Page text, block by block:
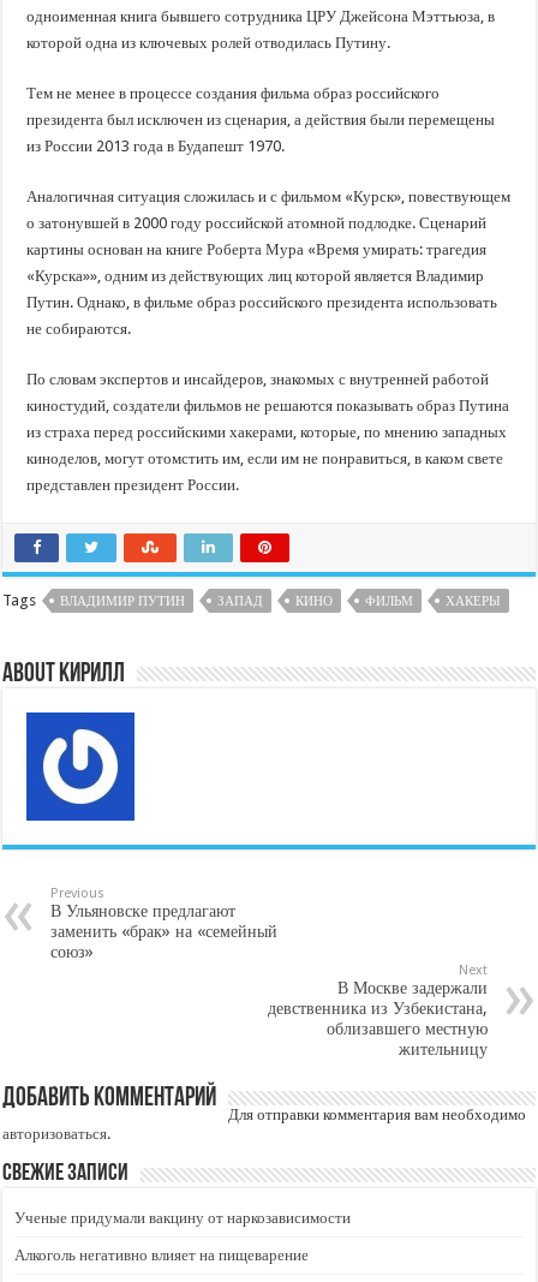
одноименная книга бывшего сотрудника ЦРУ Джейсона Мэттьюза, в
которой одна из ключевых ролей отводилась Путину.
Тем не менее в процессе создания фильма образ российского
президента был исключен из сценария, а действия были перемещены
из России 2013 года в Будапешт 1970.
Аналогичная ситуация сложилась и с фильмом «Курск», повествующем
о затонувшей в 2000 году российской атомной подлодке. Сценарий
картины основан на книге Роберта Мура «Время умирать: трагедия
«Курска»», одним из действующих лиц которой является Владимир
Путин. Однако, в фильме образ российского президента использовать
не собираются.
По словам экспертов и инсайдеров, знакомых с внутренней работой
киностудий, создатели фильмов не решаются показывать образ Путина
из страха перед российскими хакерами, которые, по мнению западных
киноделов, могут отомстить им, если им не понравиться, в каком свете
представлен президент России.
Tags ВЛАДИМИР ПУТИН ЗАПАД КИНО ФИЛЬМ ХАКЕРЫ
About Кирилл
Previous
В Ульяновске предлагают
заменить «брак» на «семейный
союз»
Next
В Москве задержали
девственника из Узбекистана,
облизавшего местную
жительницу
Добавить комментарий
Для отправки комментария вам необходимо
авторизоваться.
Свежие записи
Ученые придумали вакцину от наркозависимости
Алкоголь негативно влияет на пищеварение